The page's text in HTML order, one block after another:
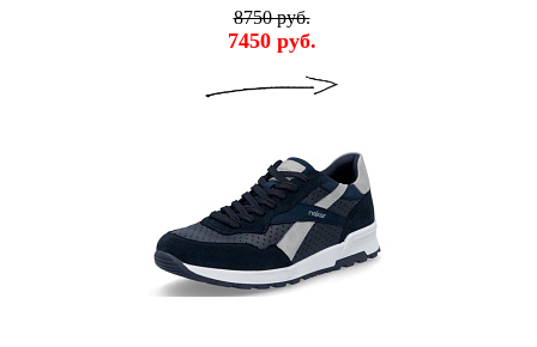
8750 руб.
7450 руб.